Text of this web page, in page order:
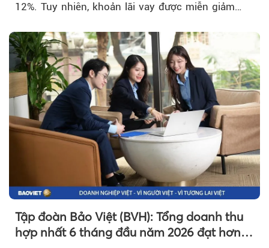
12%. Tuy nhiên, khoản lãi vay được miễn giảm
Tập đoàn Bảo Việt (BVH): Tổng doanh thu
hợp nhất 6 tháng đầu năm 2026 đạt hơn